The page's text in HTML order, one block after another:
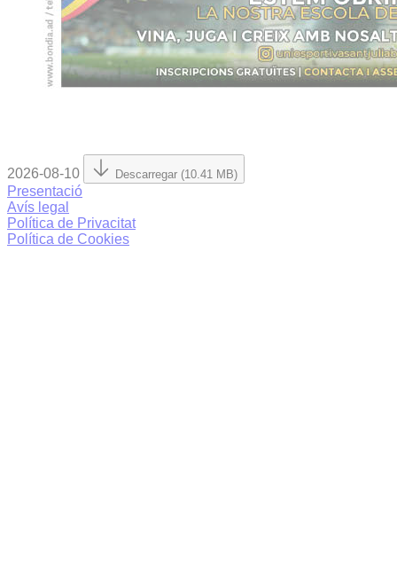
2026-08-10 Descarregar (10.41 MB)
Presentació
Avís legal
Política de Privacitat
Política de Cookies